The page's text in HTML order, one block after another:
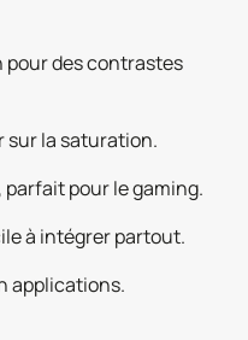
pour des contrastes
sur la saturation.
pour le gaming.
à intégrer partout.
applications.